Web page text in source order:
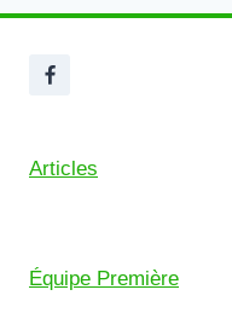
Articles
Équipe Première